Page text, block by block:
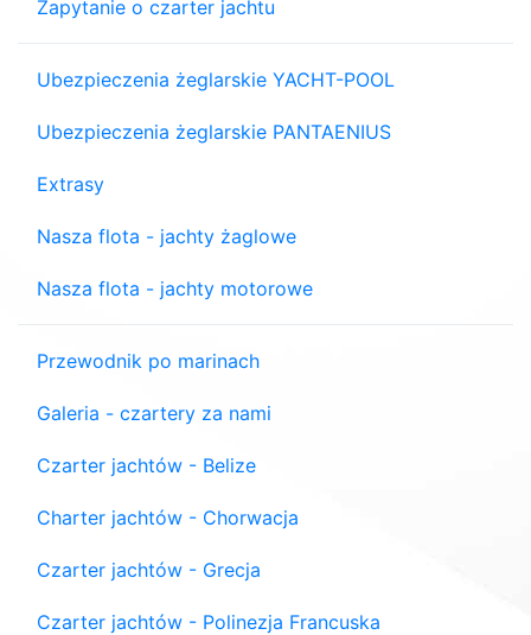
Zapytanie o czarter jachtu
Ubezpieczenia żeglarskie YACHT-POOL
Ubezpieczenia żeglarskie PANTAENIUS
Extrasy
Nasza flota - jachty żaglowe
Nasza flota - jachty motorowe
Przewodnik po marinach
Galeria - czartery za nami
Czarter jachtów - Belize
Charter jachtów - Chorwacja
Czarter jachtów - Grecja
Czarter jachtów - Polinezja Francuska